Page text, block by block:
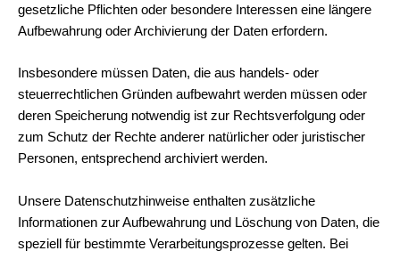
gesetzliche Pflichten oder besondere Interessen eine längere
Aufbewahrung oder Archivierung der Daten erfordern.
Insbesondere müssen Daten, die aus handels- oder
steuerrechtlichen Gründen aufbewahrt werden müssen oder
deren Speicherung notwendig ist zur Rechtsverfolgung oder
zum Schutz der Rechte anderer natürlicher oder juristischer
Personen, entsprechend archiviert werden.
Unsere Datenschutzhinweise enthalten zusätzliche
Informationen zur Aufbewahrung und Löschung von Daten, die
speziell für bestimmte Verarbeitungsprozesse gelten. Bei